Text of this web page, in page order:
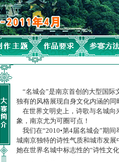
“名城会”是南京首创的大型国际
独有的风格展现自身文化内涵的
在世界文明史上，诗歌与名城向
象，南京尤为可圈可点！
我们在“2010•第4届名城会”期
城南京独特的诗性气质和城市发
她在世界名城中标志性的“诗性文